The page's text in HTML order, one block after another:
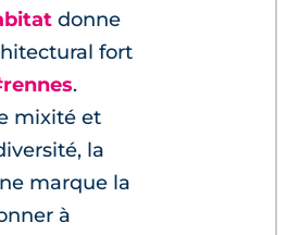
donne
fort
.
mixité et
la
marque la
à